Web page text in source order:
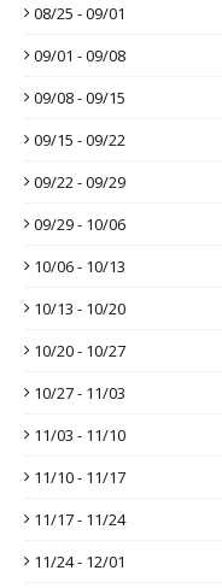
08/25 - 09/01
09/01 - 09/08
09/08 - 09/15
09/15 - 09/22
09/22 - 09/29
09/29 - 10/06
10/06 - 10/13
10/13 - 10/20
10/20 - 10/27
10/27 - 11/03
11/03 - 11/10
11/10 - 11/17
11/17 - 11/24
11/24 - 12/01